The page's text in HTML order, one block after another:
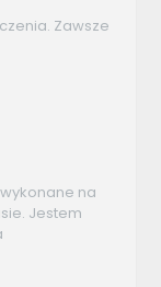
Zawsze
na
Jestem